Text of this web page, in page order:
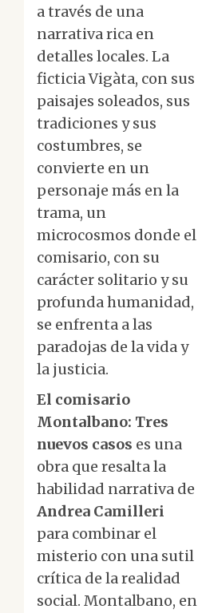
a través de una
narrativa rica en
detalles locales. La
ficticia Vigàta, con sus
paisajes soleados, sus
tradiciones y sus
costumbres, se
convierte en un
personaje más en la
trama, un
microcosmos donde el
comisario, con su
carácter solitario y su
profunda humanidad,
se enfrenta a las
paradojas de la vida y
la justicia.
El comisario
Montalbano: Tres
nuevos casos es una
obra que resalta la
habilidad narrativa de
Andrea Camilleri
para combinar el
misterio con una sutil
crítica de la realidad
social. Montalbano, en